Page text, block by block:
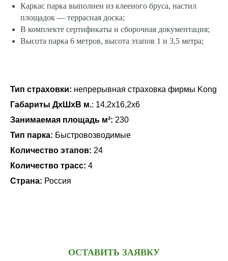
Каркас парка выполнен из клееного бруса, настил
площадок — террасная доска;
В комплекте сертификаты и сборочная документация;
Высота парка 6 метров, высота этапов 1 и 3,5 метра;
Тип страховки: непрерывная страховка фирмы Kong
Габариты ДхШхВ м.: 14,2х16,2х6
Занимаемая площадь м²: 230
Тип парка: Быстровозводимые
Количество этапов: 24
Количество трасс: 4
Страна: Россия
ОСТАВИТЬ ЗАЯВКУ